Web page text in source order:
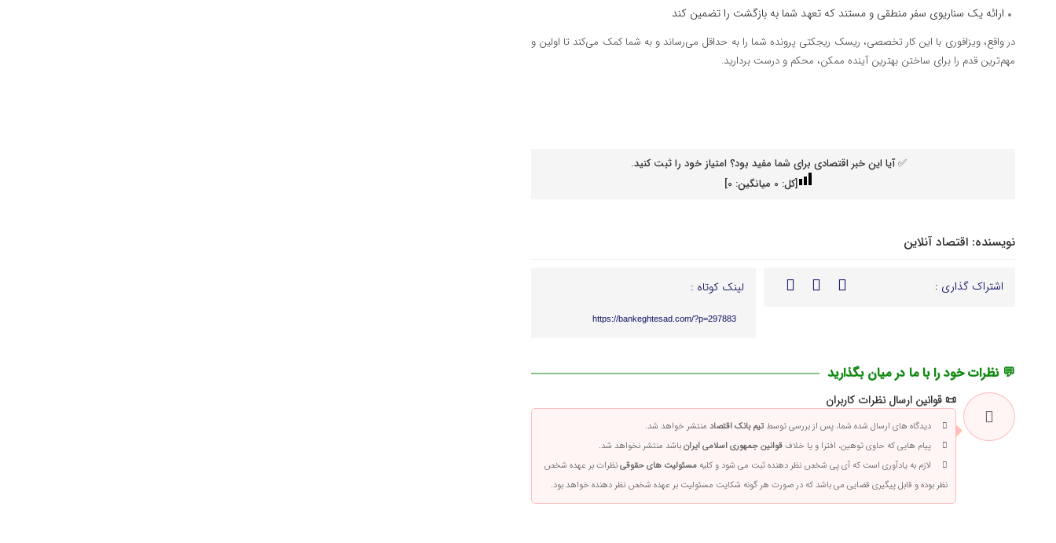
ارائه یک سناریوی سفر منطقی و مستند که تعهد شما به بازگشت را تضمین کند
در واقع، ویزافوری با این کار تخصصی، ریسک ریجکتی پرونده شما را به حداقل می‌رساند و به شما کمک می‌کند تا اولین و
مهم‌ترین قدم را برای ساختن بهترین آینده ممکن، محکم و درست بردارید.
✅ آیا این خبر اقتصادی برای شما مفید بود؟ امتیاز خود را ثبت کنید.
[کل: 0 میانگین: 0
]
نویسنده: اقتصاد آنلاین
اشتراک گذاری : لینک کوتاه :
https://bankeghtesad.com/?p=297883
💬 نظرات خود را با ما در میان بگذارید
📜 قوانین ارسال نظرات کاربران
دیدگاه های ارسال شده شما، پس از بررسی توسط تیم بانک اقتصاد منتشر خواهد شد.
پیام هایی که حاوی توهین، افترا و یا خلاف قوانین جمهوری اسلامی ایرانباشد منتشر نخواهد شد.
لازم به یادآوری است که آی پی شخص نظر دهنده ثبت می شود و کلیه مسئولیت های حقوقینظرات بر عهده شخص
نظر بوده و قابل پیگیری قضایی می باشد که در صورت هر گونه شکایت مسئولیت بر عهده شخص نظر دهنده خواهد بود.